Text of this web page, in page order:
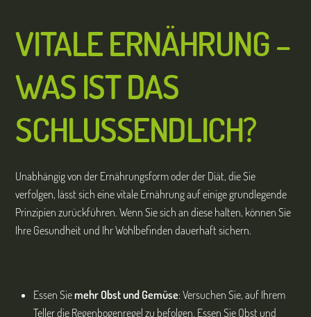
VITALE ERNÄHRUNG –
WAS IST DAS
SCHLUSSENDLICH?
Unabhängig von der Ernährungsform oder der Diät, die Sie
verfolgen, lässt sich eine vitale Ernährung auf einige grundlegende
Prinzipien zurückführen. Wenn Sie sich an diese halten, können Sie
Ihre Gesundheit und Ihr Wohlbefinden dauerhaft sichern.
Essen Siemehr Obst und Gemüse: Versuchen Sie, auf Ihrem
Teller die Regenbogenregel zu befolgen. Essen Sie Obst und